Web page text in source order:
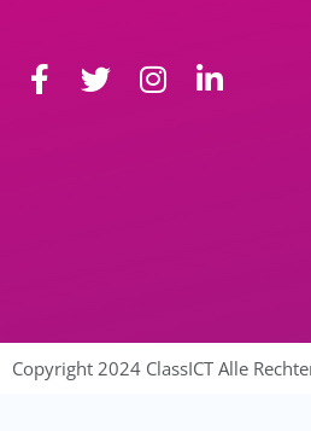
Copyright 2024 ClassICT Alle